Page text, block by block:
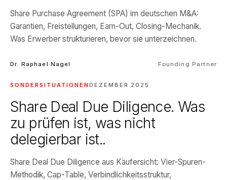
Share Purchase Agreement (SPA) im deutschen M&A:
Garantien, Freistellungen, Earn-Out, Closing-Mechanik.
Was Erwerber strukturieren, bevor sie unterzeichnen.
Dr. Raphael Nagel Founding Partner
SONDERSITUATIONENDEZEMBER 2025
Share Deal Due Diligence. Was
zu prüfen ist, was nicht
delegierbar ist..
Share Deal Due Diligence aus Käufersicht: Vier-Spuren-
Methodik, Cap-Table, Verbindlichkeitsstruktur,